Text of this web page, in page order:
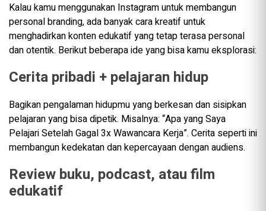
Kalau kamu menggunakan Instagram untuk membangun
personal branding, ada banyak cara kreatif untuk
menghadirkan konten edukatif yang tetap terasa personal
dan otentik. Berikut beberapa ide yang bisa kamu eksplorasi:
Cerita pribadi + pelajaran hidup
Bagikan pengalaman hidupmu yang berkesan dan sisipkan
pelajaran yang bisa dipetik. Misalnya: “Apa yang Saya
Pelajari Setelah Gagal 3x Wawancara Kerja”. Cerita seperti ini
membangun kedekatan dan kepercayaan dengan audiens.
Review buku, podcast, atau film
edukatif